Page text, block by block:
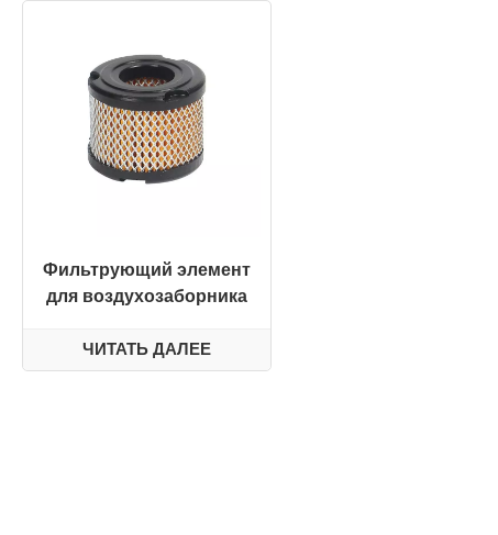
Фильтрующий элемент
для воздухозаборника
погрузчика и
экскаватора
ЧИТАТЬ ДАЛЕЕ